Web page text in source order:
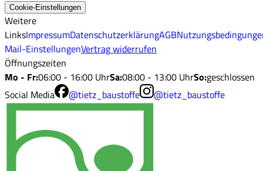
Cookie-Einstellungen
Weitere
LinksImpressumDatenschutzerklärungAGB
Mail-EinstellungenVertrag widerrufen
Öffnungszeiten
Mo - Fr:06:00 - 16:00 UhrSa:08:00 - 13:00 UhrSo:geschlossen
Social Media
@tietz_baustoffe @tietz_baustoffe